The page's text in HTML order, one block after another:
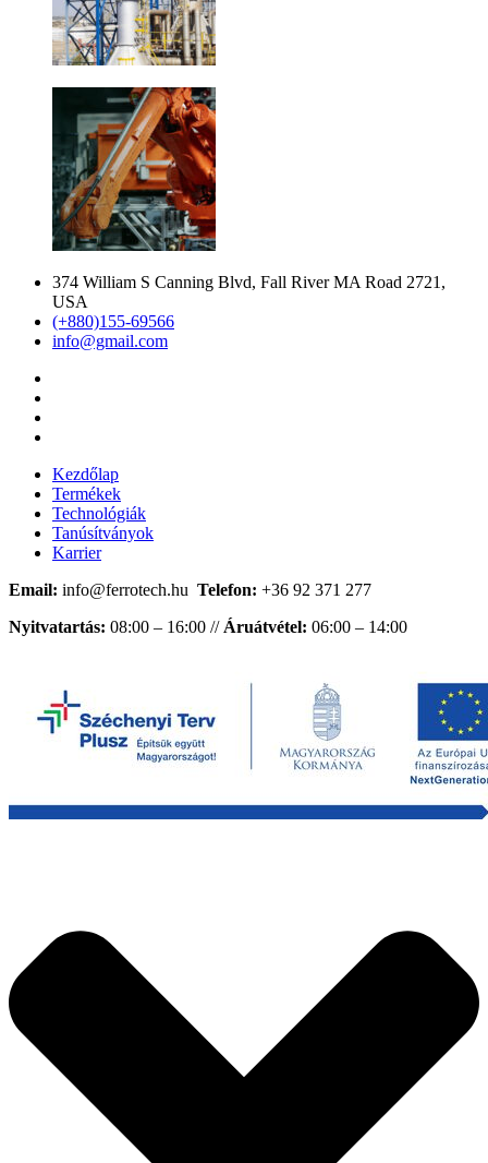
374 William S Canning Blvd, Fall River MA Road 2721,
USA
(+880)155-69566
info@gmail.com
Kezdőlap
Termékek
Technológiák
Tanúsítványok
Karrier
Email: info@ferrotech.hu Telefon: +36 92 371 277
Nyitvatartás: 08:00 – 16:00 // Áruátvétel: 06:00 – 14:00